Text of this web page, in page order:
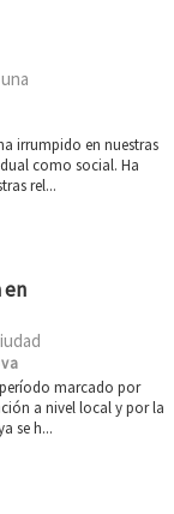
irrumpido en nuestras
como social. Ha
rel...
en
marcado por
a nivel local y por la
se h...